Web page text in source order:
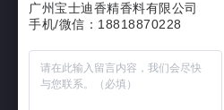
广州宝士迪香精香料有限公司
手机/微信：18818870228